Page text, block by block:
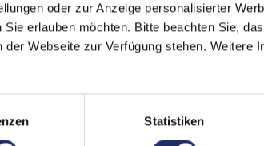
oder zur Anzeige personalisierter
erlauben möchten. Bitte beachten Sie,
Webseite zur Verfügung stehen. Weitere
Statistiken
Displaygröße:
Tastaturlayout: